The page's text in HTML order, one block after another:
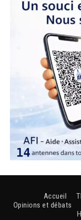
Accueil
Opinions et débats